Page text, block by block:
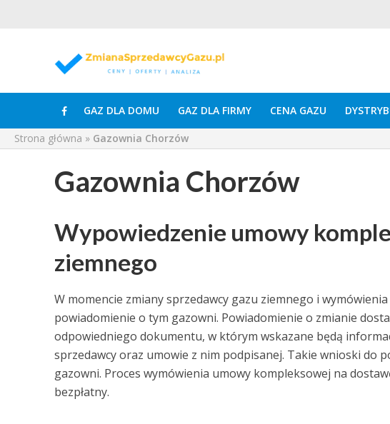
GAZ DLA DOMU GAZ DLA FIRMY CENA GAZU
Strona główna » Gazownia Chorzów
Gazownia Chorzów
Wypowiedzenie umowy
ziemnego
W momencie zmiany sprzedawcy gazu ziemnego i
powiadomienie o tym gazowni. Powiadomienie o zmianie
odpowiedniego dokumentu, w którym wskazane będą
sprzedawcy oraz umowie z nim podpisanej. Takie wnioski do
gazowni. Proces wymówienia umowy kompleksowej na
bezpłatny.